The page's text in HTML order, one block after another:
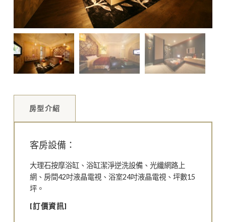
房型介紹
客房設備：
大理石按摩浴缸、浴缸潔淨逆洗設備、光纖網路上
網、房間42吋液晶電視、浴室24吋液晶電視、坪數15
坪。
[訂價資訊]